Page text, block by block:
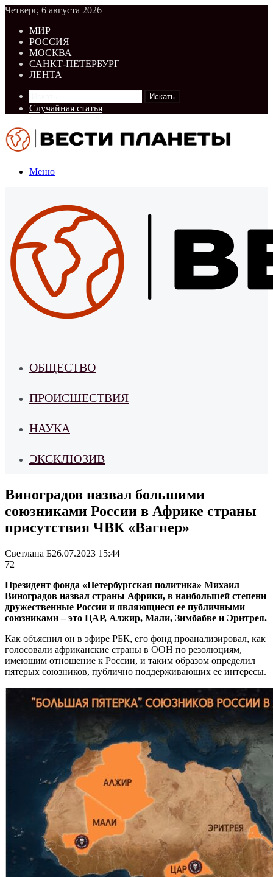
Четверг, 6 августа 2026
МИР
РОССИЯ
МОСКВА
САНКТ-ПЕТЕРБУРГ
ЛЕНТА
Искать
Случайная статья
Меню
ОБЩЕСТВО
ПРОИСШЕСТВИЯ
НАУКА
ЭКСКЛЮЗИВ
Виноградов назвал большими
союзниками России в Африке страны
присутствия ЧВК «Вагнер»
Светлана Б26.07.2023 15:44
72
Президент фонда «Петербургская политика» Михаил
Виноградов назвал страны Африки, в наибольшей степени
дружественные России и являющиеся ее публичными
союзниками – это ЦАР, Алжир, Мали, Зимбабве и Эритрея.
Как объяснил он в эфире РБК, его фонд проанализировал, как
голосовали африканские страны в ООН по резолюциям,
имеющим отношение к России, и таким образом определил
пятерых союзников, публично поддерживающих ее интересы.